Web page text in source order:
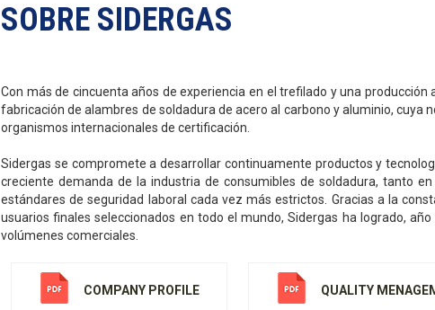
SOBRE SIDERGAS
Con más de cincuenta años de experiencia en el trefilado y una
fabricación de alambres de soldadura de acero al carbono y aluminio,
organismos internacionales de certificación.
Sidergas se compromete a desarrollar continuamente productos y
creciente demanda de la industria de consumibles de soldadura, tanto
estándares de seguridad laboral cada vez más estrictos. Gracias a la
usuarios finales seleccionados en todo el mundo, Sidergas ha logrado,
volúmenes comerciales.
COMPANY PROFILE QUALITY